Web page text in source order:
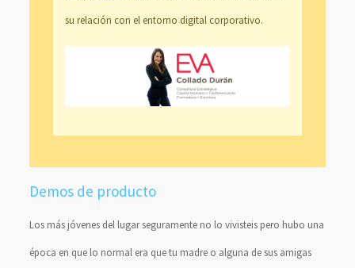
su relación con el entorno digital corporativo.
Demos de producto
Los más jóvenes del lugar seguramente no lo vivisteis pero hubo una
época en que lo normal era que tu madre o alguna de sus amigas